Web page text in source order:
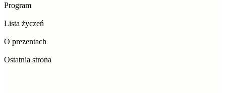
Program
Lista życzeń
O prezentach
Ostatnia strona